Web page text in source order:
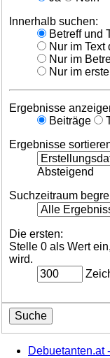
Innerhalb suchen:
Betreff und
Nur im Text
Nur im
Nur im
Ergebnisse
Beiträge
Ergebnisse
Absteigend
Suchzeitraum
Die ersten:
Stelle 0 als Wert
wird.
Debuetanten.at